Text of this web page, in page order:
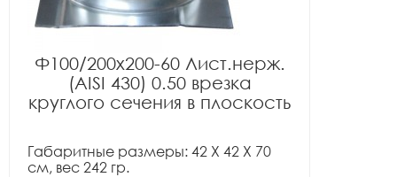
Ф100/200x200-60 Лист.нерж.
(AISI 430) 0.50 врезка
круглого сечения в плоскость
Габаритные размеры: 42 X 42 X 70
см, вес 242 гр.